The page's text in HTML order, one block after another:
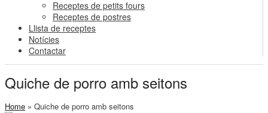
Receptes de petits fours
Receptes de postres
Llista de receptes
Notícies
Contactar
Quiche de porro amb seitons
Home » Quiche de porro amb seitons